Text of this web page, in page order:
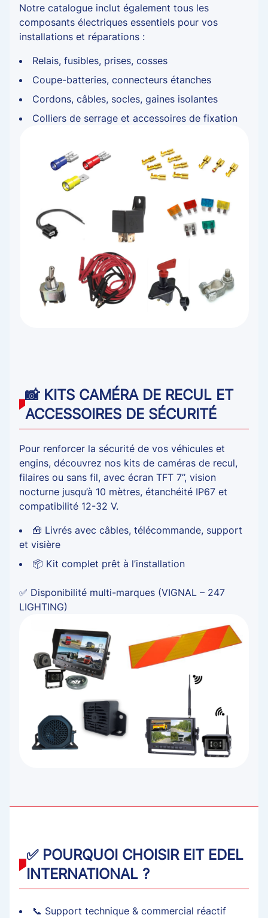
Notre catalogue inclut également tous les
composants électriques essentiels pour vos
installations et réparations :
Relais, fusibles, prises, cosses
Coupe-batteries, connecteurs étanches
Cordons, câbles, socles, gaines isolantes
Colliers de serrage et accessoires de fixation
📸 KITS CAMÉRA DE RECUL ET
ACCESSOIRES DE SÉCURITÉ
Pour renforcer la sécurité de vos véhicules et
engins, découvrez nos kits de caméras de recul,
filaires ou sans fil, avec écran TFT 7’’, vision
nocturne jusqu’à 10 mètres, étanchéité IP67 et
compatibilité 12-32 V.
🧰 Livrés avec câbles, télécommande, support
et visière
📦 Kit complet prêt à l’installation
✅ Disponibilité multi-marques (VIGNAL – 247
LIGHTING)
✅ POURQUOI CHOISIR EIT EDEL
INTERNATIONAL ?
📞 Support technique & commercial réactif